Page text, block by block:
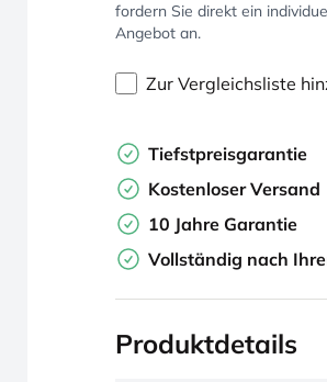
fordern Sie direkt ein
Angebot an.
Zur Vergleichsliste
Tiefstpreisgarantie
Kostenloser Versand
10 Jahre Garantie
Vollständig nach
Produktdetails